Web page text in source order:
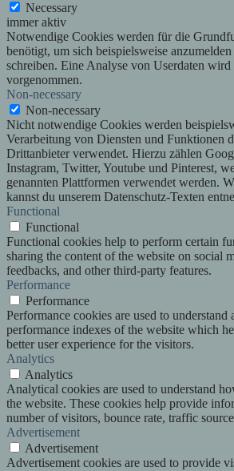
Necessary
immer aktiv
Notwendige Cookies werden für die
benötigt, um sich beispielsweise
schreiben. Eine Analyse von Userdaten
vorgenommen.
Non-necessary
Non-necessary
Nicht notwendige Cookies werden
Verarbeitung von Diensten und Funktionen
Drittanbieter verwendet. Hierzu zählen
Instagram, Twitter, Youtube und Pinterest,
genannten Plattformen verwendet werden.
kannst du unserem Datenschutz-Texten
Functional
Functional
Functional cookies help to perform certain
sharing the content of the website on social
feedbacks, and other third-party features.
Performance
Performance
Performance cookies are used to understand
performance indexes of the website which
better user experience for the visitors.
Analytics
Analytics
Analytical cookies are used to understand
the website. These cookies help provide
number of visitors, bounce rate, traffic
Advertisement
Advertisement
Advertisement cookies are used to provide